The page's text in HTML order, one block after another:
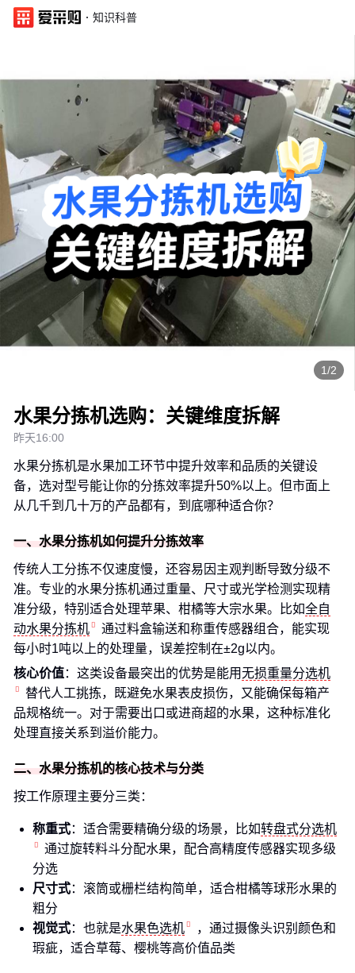
· 知识科普
1/2
水果分拣机选购：关键维度拆解
昨天16:00
水果分拣机是水果加工环节中提升效率和品质的关键设
备，选对型号能让你的分拣效率提升50%以上。但市面上
从几千到几十万的产品都有，到底哪种适合你？
一、水果分拣机如何提升分拣效率
传统人工分拣不仅速度慢，还容易因主观判断导致分级不
准。专业的水果分拣机通过重量、尺寸或光学检测实现精
准分级，特别适合处理苹果、柑橘等大宗水果。比如全自
动水果分拣机
通过料盒输送和称重传感器组合，能实现
每小时1吨以上的处理量，误差控制在±2g以内。
核心价值：这类设备最突出的优势是能用无损重量分选机
替代人工挑拣，既避免水果表皮损伤，又能确保每箱产
品规格统一。对于需要出口或进商超的水果，这种标准化
处理直接关系到溢价能力。
二、水果分拣机的核心技术与分类
按工作原理主要分三类：
称重式：适合需要精确分级的场景，比如转盘式分选机
通过旋转料斗分配水果，配合高精度传感器实现多级
分选
尺寸式：滚筒或栅栏结构简单，适合柑橘等球形水果的
粗分
视觉式：也就是水果色选机
，通过摄像头识别颜色和
瑕疵，适合草莓、樱桃等高价值品类